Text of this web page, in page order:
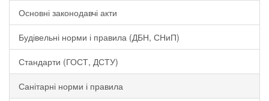
Основні законодавчі акти
Будівельні норми і правила (ДБН, СНиП)
Стандарти (ГОСТ, ДСТУ)
Санітарні норми і правила